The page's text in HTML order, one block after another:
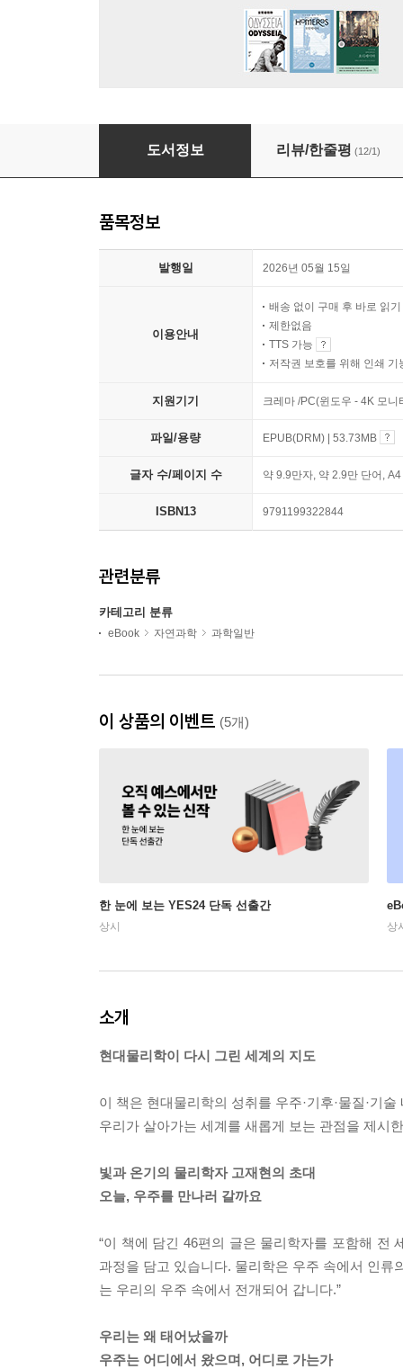
물리학이 초대한 우주
도서정보 리뷰/한줄평 (12/1)
품목정보
발행일 2026년 05월 15일
이용안내
배송 없이 구매 후 바로 읽기
제한없음
TTS 가능
저작권 보호를 위해 인쇄 기
지원기기 크레마 /PC(윈도우 - 4K 모
파일/용량 EPUB(DRM) | 53.73MB
글자 수/페이지 수 약 9.9만자, 약 2.9만 단어,
ISBN13 9791199322844
관련분류
카테고리 분류
eBook 자연과학 과학일반
이 상품의 이벤트 (5개)
한 눈에 보는 YES24 단독 선출간
상시 상
소개
현대물리학이 다시 그린 세계의 지도
이 책은 현대물리학의 성취를 우주·기후·물질·기
우리가 살아가는 세계를 새롭게 보는 관점을 제시
빛과 온기의 물리학자 고재현의 초대
오늘, 우주를 만나러 갈까요
“이 책에 담긴 46편의 글은 물리학자를 포함해 전
과정을 담고 있습니다. 물리학은 우주 속에서 인
는 우리의 우주 속에서 전개되어 갑니다.”
우리는 왜 태어났을까
우주는 어디에서 왔으며, 어디로 가는가